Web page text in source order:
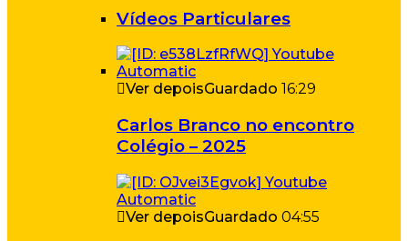
Vídeos Particulares
Ver depoisGuardado 16:29
Carlos Branco no encontro
Colégio – 2025
Ver depoisGuardado 04:55